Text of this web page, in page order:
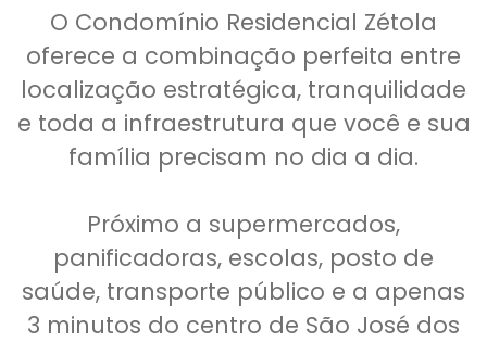
O Condomínio Residencial Zétola
oferece a combinação perfeita entre
localização estratégica, tranquilidade
e toda a infraestrutura que você e sua
família precisam no dia a dia.
Próximo a supermercados,
panificadoras, escolas, posto de
saúde, transporte público e a apenas
3 minutos do centro de São José dos